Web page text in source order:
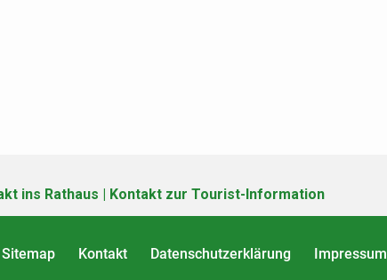
ins Rathaus Kontakt zur Tourist-Information
Sitemap Kontakt Datenschutzerklärung Impressum